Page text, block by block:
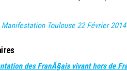
Manifestation Toulouse 22 Février 2014
des FranÃ§ais vivant hors de